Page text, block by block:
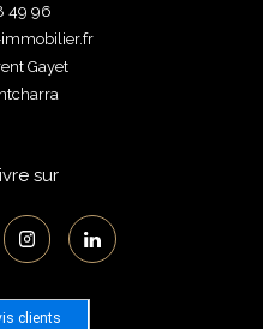
49 96
Gayet
sur
clients